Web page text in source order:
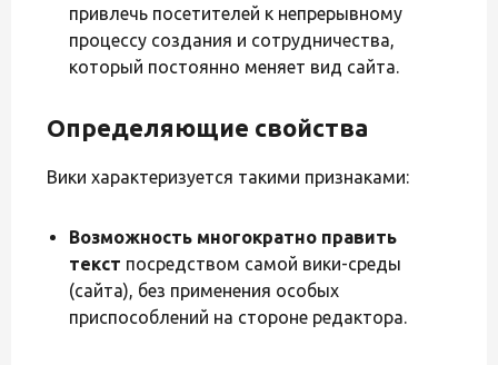
привлечь посетителей к непрерывному
процессу создания и сотрудничества,
который постоянно меняет вид сайта.
Определяющие свойства
Вики характеризуется такими признаками:
Возможность многократно править
текст посредством самой вики-среды
(сайта), без применения особых
приспособлений на стороне редактора.